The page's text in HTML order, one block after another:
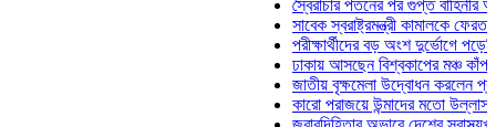
স্বৈরাচার পতনের পর গুপ্ত বাহিনীর
সাবেক স্বরাষ্ট্রমন্ত্রী কামালকে ফেরত চেয়ে
পরীক্ষার্থীদের বড় অংশ দুর্ভোগে পড়েনি: ড.
ঢাকায় আসছেন বিশ্বকাপের মঞ্চ কাঁপানো
জাতীয় বৃক্ষমেলা উদ্বোধন করলেন
কারো পরাজয়ে উন্মাদের মতো উল্লাস করতে